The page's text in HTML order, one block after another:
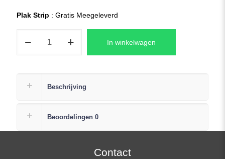
Plak Strip : Gratis Meegeleverd
Scherm
In winkelwagen
Beschrijving
Beoordelingen 0
Contact